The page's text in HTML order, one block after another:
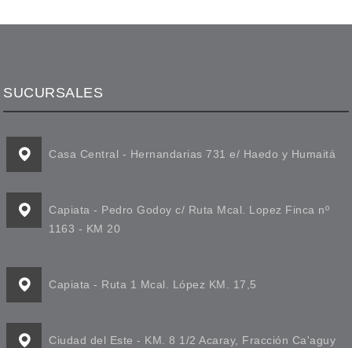
SUCURSALES
Casa Central - Hernandarias 731 e/ Haedo y Humaitá
Capiata - Pedro Godoy c/ Ruta Mcal. Lopez Finca nº
1163 - KM 20
Capiata - Ruta 1 Mcal. López KM. 17,5
Ciudad del Este - KM. 8 1/2 Acaray, Fracción Ca'aguy